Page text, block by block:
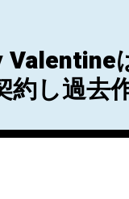
約し過去
1991』